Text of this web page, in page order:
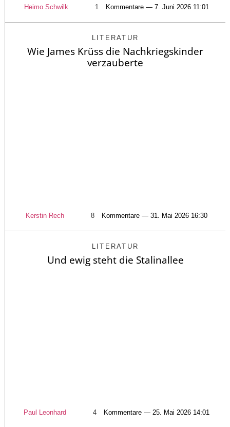
Heimo Schwilk 1 Kommentare — 7. Juni 2026 11:01
LITERATUR
Wie James Krüss die Nachkriegskinder
verzauberte
Kerstin Rech 8 Kommentare — 31. Mai 2026 16:30
LITERATUR
Und ewig steht die Stalinallee
Paul Leonhard 4 Kommentare — 25. Mai 2026 14:01